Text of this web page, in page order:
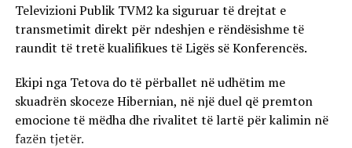
Televizioni Publik TVM2 ka siguruar të drejtat e
transmetimit direkt për ndeshjen e rëndësishme të
raundit të tretë kualifikues të Ligës së Konferencës.
Ekipi nga Tetova do të përballet në udhëtim me
skuadrën skoceze Hibernian, në një duel që premton
emocione të mëdha dhe rivalitet të lartë për kalimin në
fazën tjetër.